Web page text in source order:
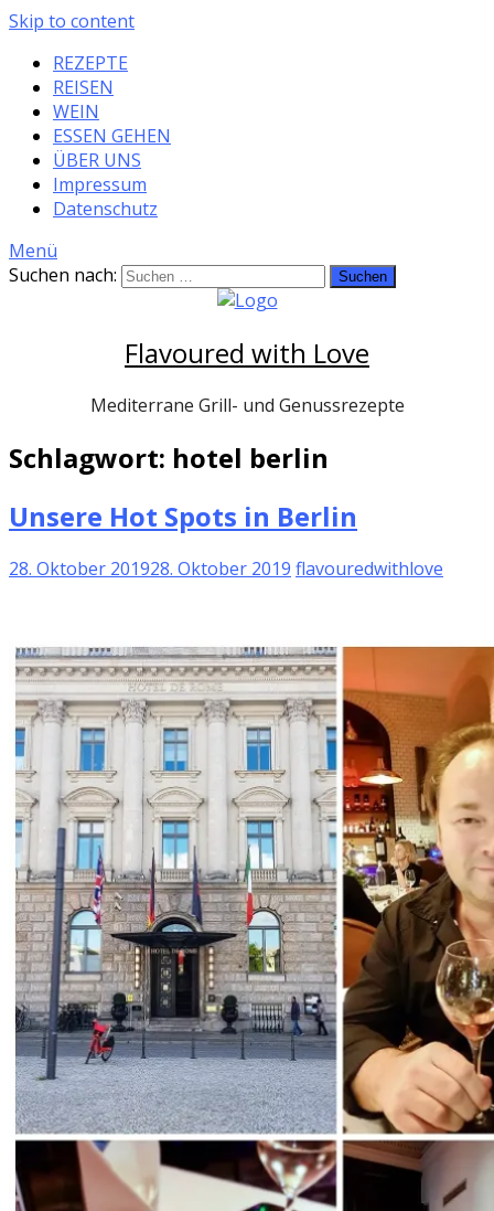
Skip to content
REZEPTE
REISEN
WEIN
ESSEN GEHEN
ÜBER UNS
Impressum
Datenschutz
Menü
Suchen nach:
Flavoured with Love
Mediterrane Grill- und Genussrezepte
Schlagwort: hotel berlin
Unsere Hot Spots in Berlin
28. Oktober 201928. Oktober 2019 flavouredwithlove